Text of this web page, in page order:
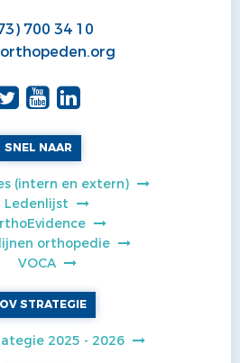
700 34 10
SNEL NAAR
(intern en extern)
Ledenlijst
orthopedie
VOCA
STRATEGIE
2025 - 2026